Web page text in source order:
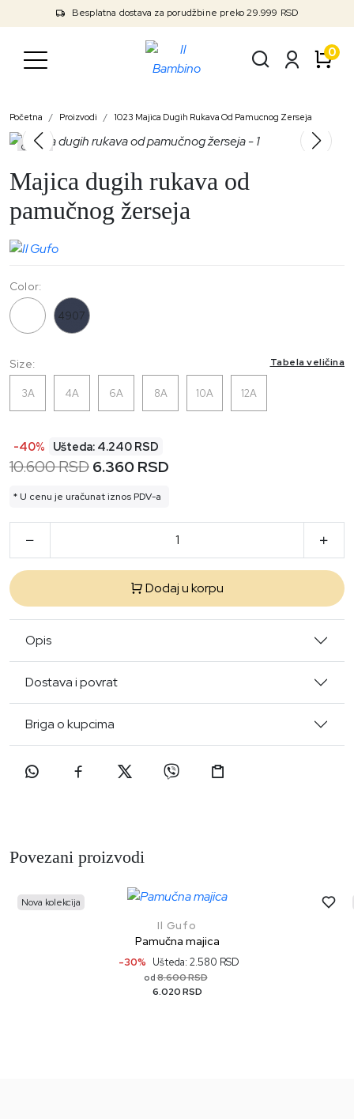
Besplatna dostava za porudžbine preko 29.999 RSD
0
Početna Proizvodi 1023 Majica Dugih Rukava Od Pamucnog Zerseja
Outlet
Majica dugih rukava od
pamučnog žerseja
Size: Tabela veličina
3A 4A 6A 8A 10A 12A
Color:
4907
-40% Ušteda: 4.240 RSD
10.600 RSD6.360 RSD
* U cenu je uračunat iznos PDV-a
Dodaj u korpu
Opis
Dostava i povrat
Briga o kupcima
Povezani proizvodi
Nova kolekcija
Il Gufo
Pamučna majica
-30% Ušteda: 2.580 RSD
od8.600 RSD
6.020 RSD